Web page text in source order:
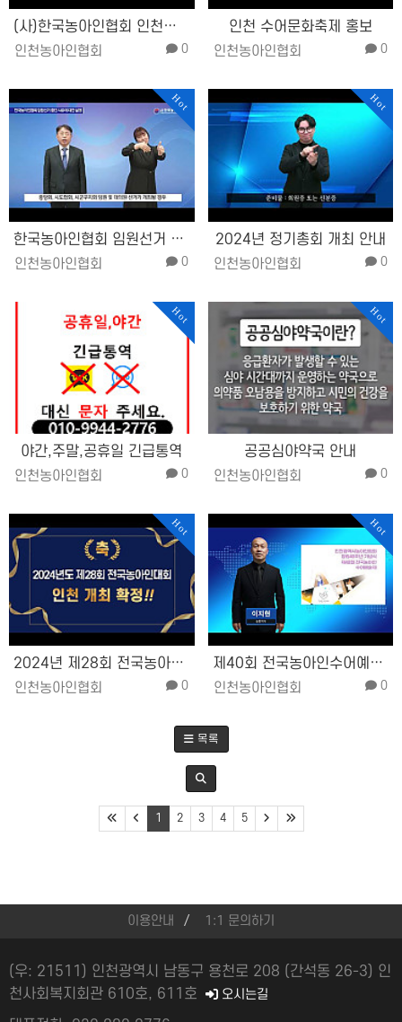
(사)한국농아인협회 인천광역시협회 제…
인천농아인협회
0
인천 수어문화축제 홍보
인천농아인협회
0
Hot
한국농아인협회 임원선거 중단 사유에 …
인천농아인협회
0
Hot
2024년 정기총회 개최 안내
인천농아인협회
0
Hot
야간,주말,공휴일 긴급통역
인천농아인협회
0
Hot
공공심야약국 안내
인천농아인협회
0
Hot
2024년 제28회 전국농아인대회 인…
인천농아인협회
0
Hot
제40회 전국농아인수어예술제
인천농아인협회
0
목록
1 2 3 4 5
이용안내 1:1 문의하기
(우: 21511) 인천광역시 남동구 용천로 208 (간석동 26-3) 인
천사회복지회관 610호, 611호
오시는길